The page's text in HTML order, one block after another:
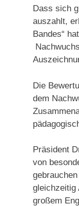
Dass sich
auszahlt,
Bandes“
Die
dem
Präsident
von
gleichzeitig
großem